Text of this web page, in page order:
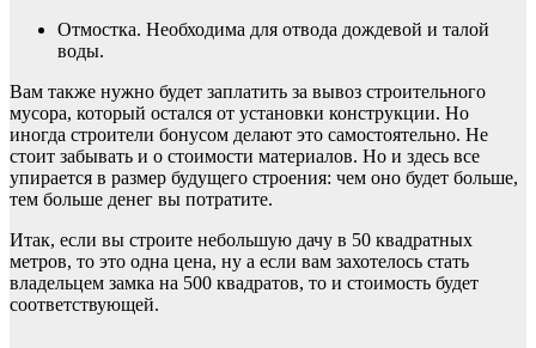
Отмостка. Необходима для отвода дождевой и талой
воды.
Вам также нужно будет заплатить за вывоз строительного
мусора, который остался от установки конструкции. Но
иногда строители бонусом делают это самостоятельно. Не
стоит забывать и о стоимости материалов. Но и здесь все
упирается в размер будущего строения: чем оно будет больше,
тем больше денег вы потратите.
Итак, если вы строите небольшую дачу в 50 квадратных
метров, то это одна цена, ну а если вам захотелось стать
владельцем замка на 500 квадратов, то и стоимость будет
соответствующей.